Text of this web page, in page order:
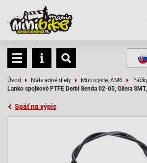
Úvod Náhradné diely Motocykle, AM6
Lanko spojkové PTFE Derbi Senda 02-05, Gilera
Späť na výpis